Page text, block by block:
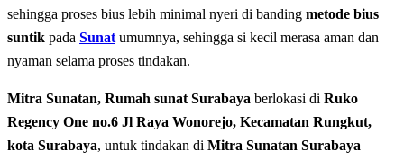
sehingga proses bius lebih minimal nyeri di banding metode bius
suntik pada Sunat umumnya, sehingga si kecil merasa aman dan
nyaman selama proses tindakan.
Mitra Sunatan, Rumah sunat Surabaya berlokasi di Ruko
Regency One no.6 Jl Raya Wonorejo, Kecamatan Rungkut,
kota Surabaya, untuk tindakan di Mitra Sunatan Surabaya